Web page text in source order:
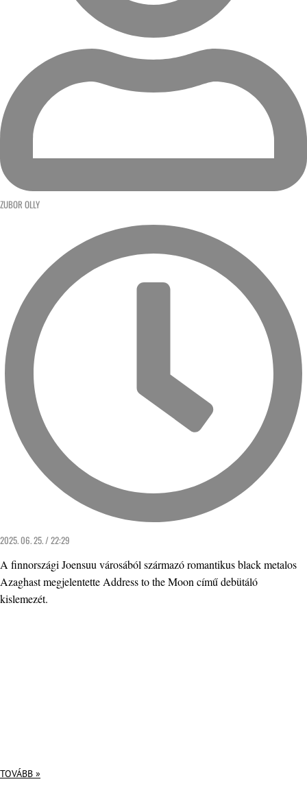
ZUBOR OLLY
2025. 06. 25. / 22:29
A finnországi Joensuu városából származó romantikus black metalos
Azaghast megjelentette Address to the Moon című debütáló
kislemezét.
TOVÁBB »